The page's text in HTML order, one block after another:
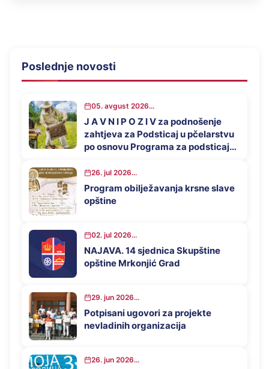
Poslednje novosti
05. avgust 2026...
J A V N I P O Z I V za podnošenje
zahtjeva za Podsticaj u pčelarstvu
po osnovu Programa za podsticaj
Mrkonjić Grad u 2026. godini
26. jul 2026...
Program obilježavanja krsne slave
opštine
02. jul 2026...
NAJAVA. 14 sjednica Skupštine
opštine Mrkonjić Grad
29. jun 2026...
Potpisani ugovori za projekte
nevladinih organizacija
26. jun 2026...